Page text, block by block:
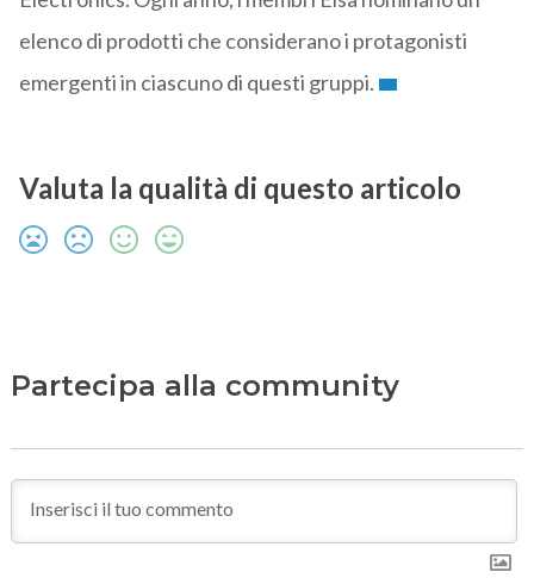
elenco di prodotti che considerano i protagonisti
emergenti in ciascuno di questi gruppi.
Valuta la qualità di questo articolo
Partecipa alla community